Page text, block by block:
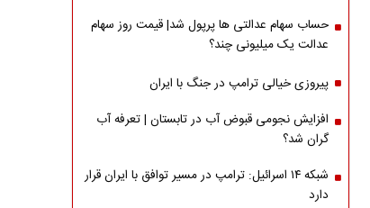
حساب سهام عدالتی ها پرپول شد| قیمت روز سهام
عدالت یک میلیونی چند؟
پیروزی خیالی ترامپ در جنگ با ایران
افزایش نجومی قبوض آب در تابستان | تعرفه آب
گران شد؟
شبکه ۱۴ اسرائیل: ترامپ در مسیر توافق با ایران قرار
دارد